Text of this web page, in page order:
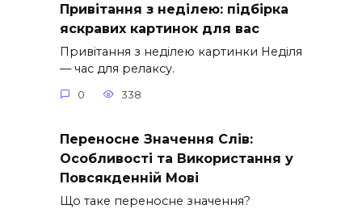
Привітання з неділею: підбірка
яскравих картинок для вас
Привітання з неділею картинки Неділя
— час для релаксу.
0 338
Переносне Значення Слів:
Особливості та Використання у
Повсякденній Мові
Що таке переносне значення?